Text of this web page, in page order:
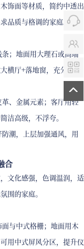
饰面等材质，简约中透出
品质与格调的家庭。
；地面用大理石或高端
横厅+落地窗，充分利用
、金属元素；客厅用轻
洁高级，不浮夸。
防潮，上层加强通风，用
合
文化感强，色调温润，适
围的家庭。
与中式格栅；地面用木
用中式屏风分区，提升仪